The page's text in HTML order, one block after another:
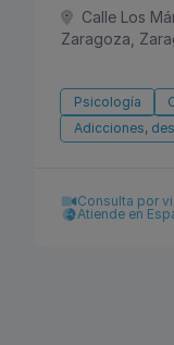
Calle Los
Zaragoza,
Psicología
Adicciones,
Consulta por
Atiende en